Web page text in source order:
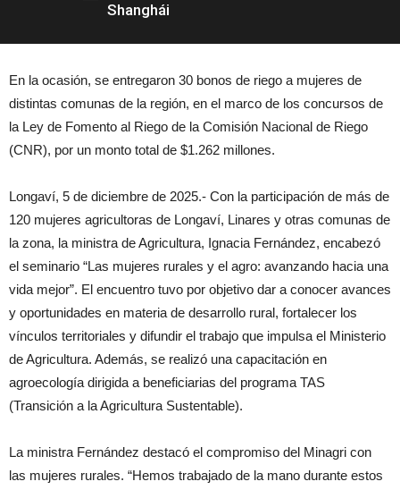
Shanghái
En la ocasión, se entregaron 30 bonos de riego a mujeres de
distintas comunas de la región, en el marco de los concursos de
la Ley de Fomento al Riego de la Comisión Nacional de Riego
(CNR), por un monto total de $1.262 millones.
Longaví, 5 de diciembre de 2025.- Con la participación de más de
120 mujeres agricultoras de Longaví, Linares y otras comunas de
la zona, la ministra de Agricultura, Ignacia Fernández, encabezó
el seminario “Las mujeres rurales y el agro: avanzando hacia una
vida mejor”. El encuentro tuvo por objetivo dar a conocer avances
y oportunidades en materia de desarrollo rural, fortalecer los
vínculos territoriales y difundir el trabajo que impulsa el Ministerio
de Agricultura. Además, se realizó una capacitación en
agroecología dirigida a beneficiarias del programa TAS
(Transición a la Agricultura Sustentable).
La ministra Fernández destacó el compromiso del Minagri con
las mujeres rurales. “Hemos trabajado de la mano durante estos